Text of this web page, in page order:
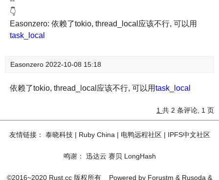
👇
Easonzero: 依赖了tokio, thread_local应该不行, 可以用
task_local
Easonzero 2022-10-08 15:18
依赖了tokio, thread_local应该不行, 可以用task_local
1 共 2 条评论, 1 页
友情链接： 泰晓科技| Ruby China | 电鸭远程社区| IPFS中文社区
鸣谢： 迅达云 赛贝 LongHash
©2016~2020 Rust.cc 版权所有 Powered by Forustm & Rusoda &